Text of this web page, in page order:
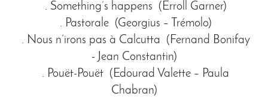
. Something’s happens (Erroll Garner)
. Pastorale (Georgius – Trémolo)
. Nous n’irons pas à Calcutta (Fernand Bonifay
- Jean Constantin)
. Pouët-Pouët (Edourad Valette – Paula
Chabran)